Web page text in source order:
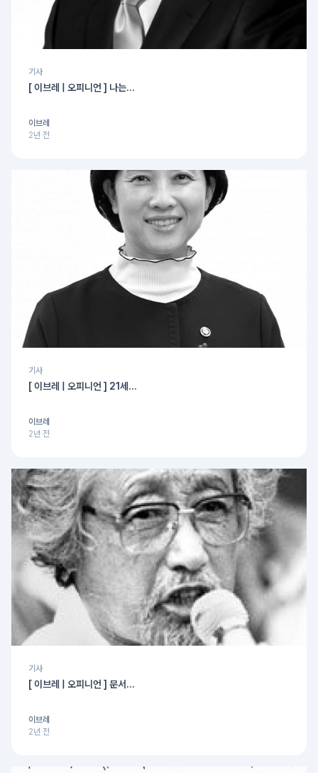
기사
[ 이브레 | 오피니언 ] 나는...
이브레
2년 전
기사
[ 이브레 | 오피니언 ] 21세...
이브레
2년 전
기사
[ 이브레 | 오피니언 ] 문서...
이브레
2년 전